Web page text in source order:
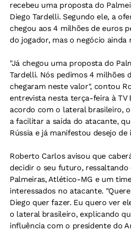
recebeu uma proposta do
Diego Tardelli. Segundo ele, a
chegou aos 4 milhões de euros
do jogador, mas o negócio ainda
"Já chegou uma proposta do
Tardelli. Nós pedimos 4 milhões
chegaram neste valor", contou
entrevista nesta terça-feira à TV
acordo com o lateral brasileiro,
a facilitar a saída do atacante,
Rússia e já manifestou desejo de
Roberto Carlos avisou que
decidir o seu futuro, ressaltando
Palmeiras, Atlético-MG e um
interessados no atacante.
Diego quer fazer. Eu quero ver
o lateral brasileiro, explicando
influência com o presidente do